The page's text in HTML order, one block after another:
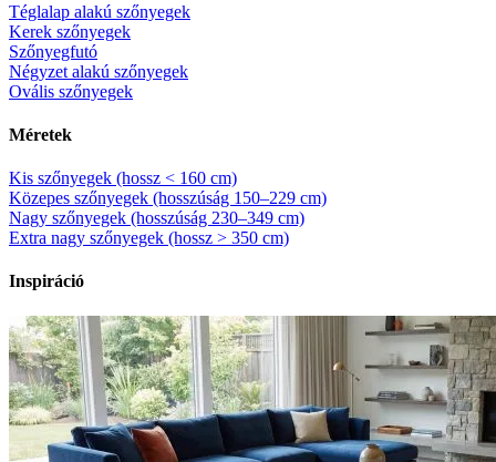
Téglalap alakú szőnyegek
Kerek szőnyegek
Szőnyegfutó
Négyzet alakú szőnyegek
Ovális szőnyegek
Méretek
Kis szőnyegek (hossz < 160 cm)
Közepes szőnyegek (hosszúság 150–229 cm)
Nagy szőnyegek (hosszúság 230–349 cm)
Extra nagy szőnyegek (hossz > 350 cm)
Inspiráció